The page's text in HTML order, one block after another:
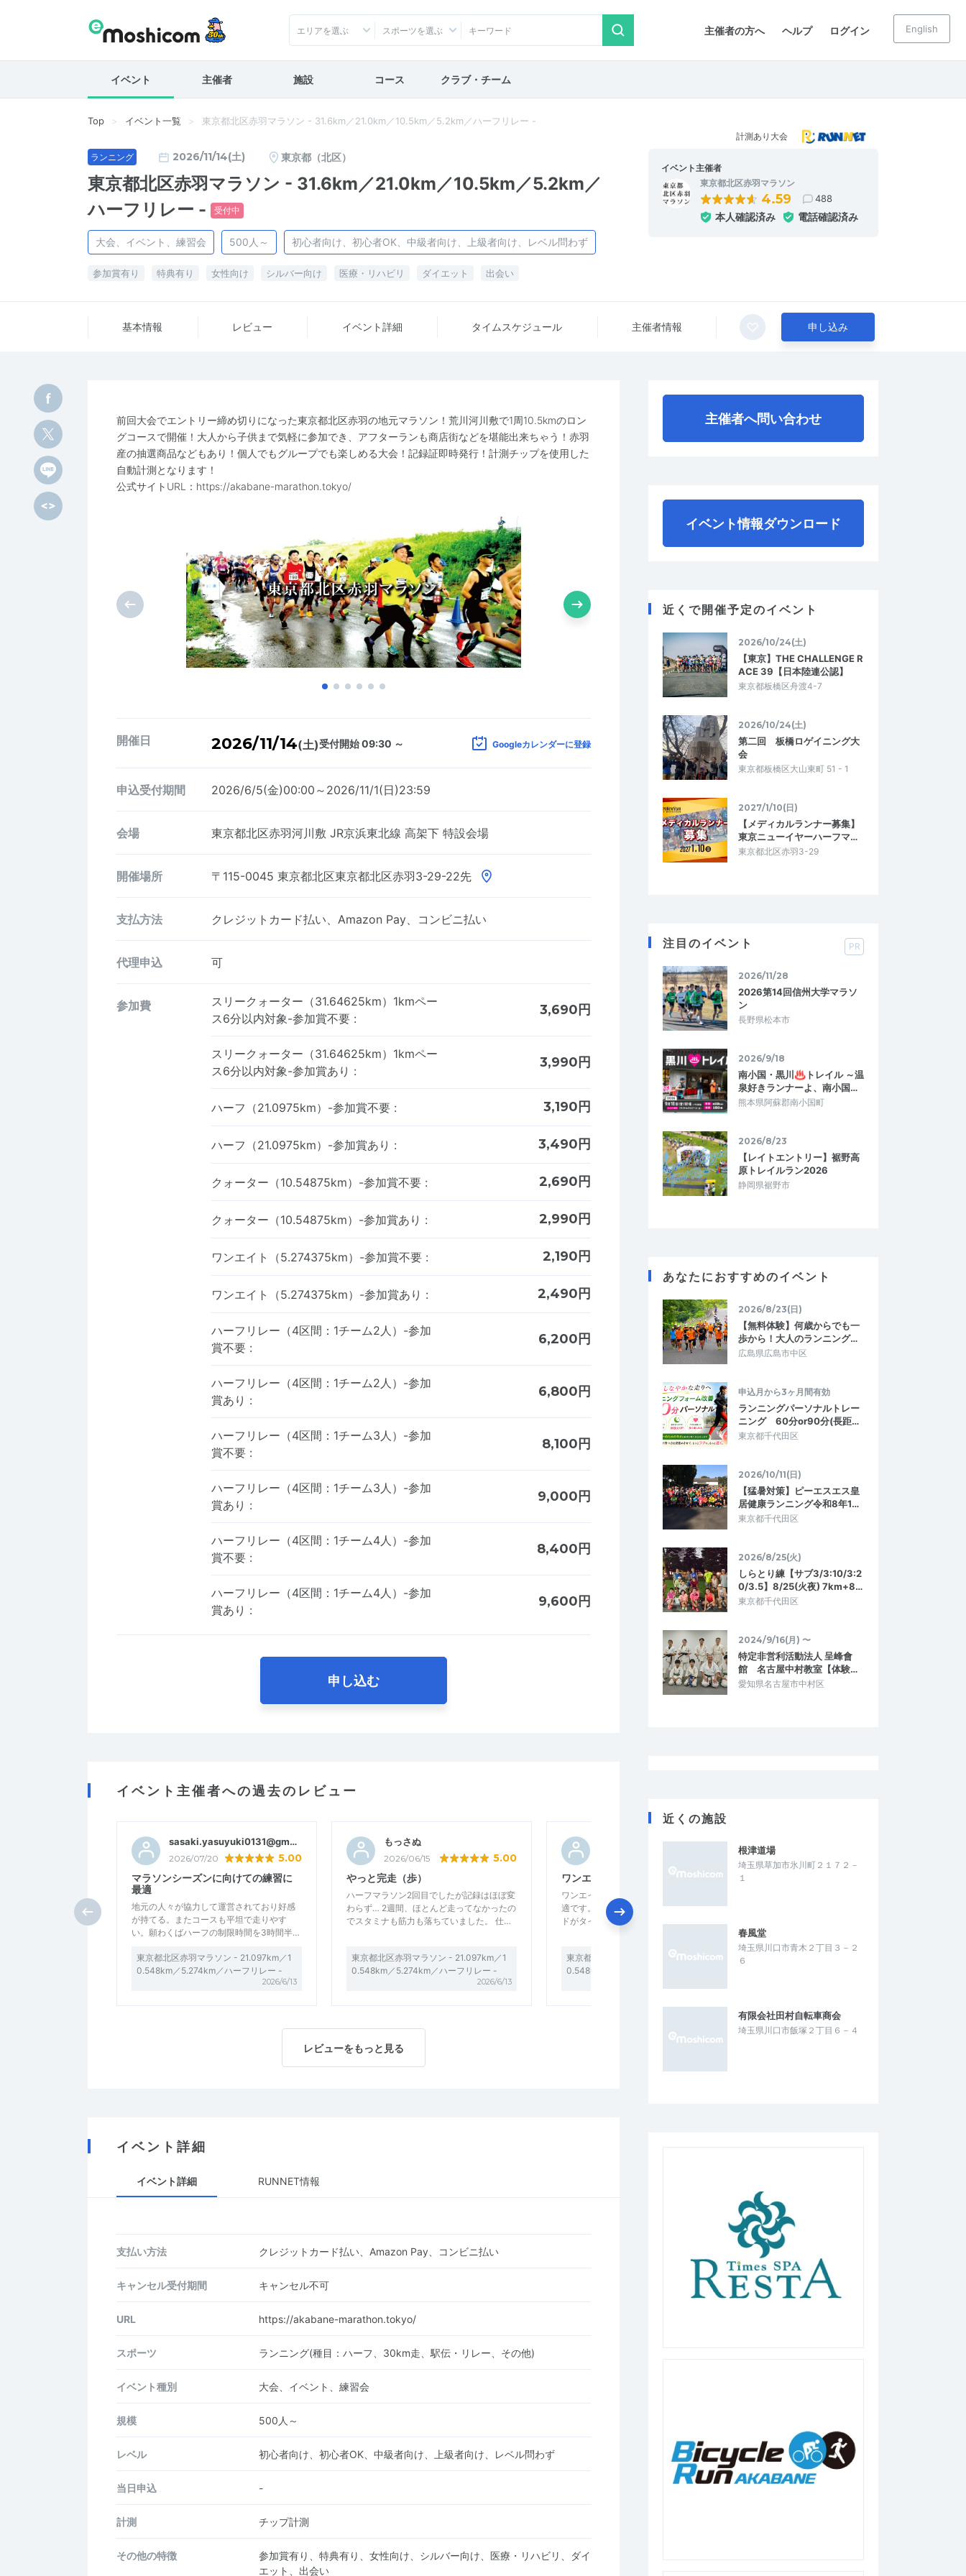
主催者の方へ ヘルプ ログイン
エリアを選ぶ スポーツを選ぶ English
イベント 主催者 施設 コース クラブ・チーム
Top イベント一覧 東京都北区赤羽マラソン - 31.6km／21.0km／10.5km／5.2km／ハーフリレー -
ランニング
計測あり大会
2026/11/14(土) 東京都（北区）
東京都北区赤羽マラソン - 31.6km／21.0km／10.5km／5.2km／
ハーフリレー -
受付中
大会、イベント、練習会 500人～ 初心者向け、初心者OK、中級者向け、上級者向け、レベル問わず
参加賞有り 特典有り 女性向け シルバー向け 医療・リハビリ ダイエット 出会い
イベント主催者
東京都北区赤羽マラソン
4.59 488
本人確認済み 電話確認済み
基本情報 レビュー イベント詳細 タイム スケジュール 主催者情報 申し込み
前回大会でエントリー締め切りになった東京都北区赤羽の地元マラソン！荒川河川敷で1周10.5kmのロン
グコースで開催！大人から子供まで気軽に参加でき、アフターランも商店街などを堪能出来ちゃう！赤羽
産の抽選商品などもあり！個人でもグループでも楽しめる大会！記録証即時発行！計測チップを使用した
自動計測となります！
公式サイトURL： https://akabane-marathon.tokyo/
開催日 2026/11/14(土)受付開始 09:30 ～ Googleカレンダーに登録
申込受付期間 2026/6/5(金)00:00～2026/11/1(日)23:59
会場 東京都北区赤羽河川敷 JR京浜東北線 高架下 特設会場
開催場所 〒115-0045 東京都北区東京都北区赤羽3-29-22先
支払方法 クレジットカード払い、Amazon Pay、コンビニ払い
代理申込 可
参加費
スリークォーター（31.64625km）1kmペー
ス6分以内対象-参加賞不要 :
3,690円
スリークォーター（31.64625km）1kmペー
ス6分以内対象-参加賞あり :
3,990円
ハーフ（21.0975km）-参加賞不要 : 3,190円
ハーフ（21.0975km）-参加賞あり : 3,490円
クォーター（10.54875km）-参加賞不要 : 2,690円
クォーター（10.54875km）-参加賞あり : 2,990円
ワンエイト（5.274375km）-参加賞不要 : 2,190円
ワンエイト（5.274375km）-参加賞あり : 2,490円
ハーフリレー（4区間：1チーム2人）-参加
賞不要 :
6,200円
ハーフリレー（4区間：1チーム2人）-参加
賞あり :
6,800円
ハーフリレー（4区間：1チーム3人）-参加
賞不要 :
8,100円
ハーフリレー（4区間：1チーム3人）-参加
賞あり :
9,000円
ハーフリレー（4区間：1チーム4人）-参加
賞不要 :
8,400円
ハーフリレー（4区間：1チーム4人）-参加
賞あり :
9,600円
申し込む
イベント主催者への過去のレビュー
sasaki.yasuyuki0131@gmail.com
2026/07/20 5.00
マラソンシーズンに向けての練習に
最適
地元の人々が協力して運営されており好感
が持てる。またコースも平坦で走りやす
い。願わくばハーフの制限時間を3時間半…
東京都北区赤羽マラソン - 21.097km／1
0.548km／5.274km／ハーフリレー -
2026/6/13
もっさぬ
2026/06/15 5.00
やっと完走（歩）
ハーフマラソン2回目でしたが記録はほぼ変
わらず… 2週間、ほとんど走ってなかったの
でスタミナも筋力も落ちていました。 仕…
東京都北区赤羽マラソン - 21.097km／1
0.548km／5.274km／ハーフリレー -
2026/6/13
ワンエイトの自己ベスト
ワンエイトの部でスピード強化の練習に最
適です。フルマラソンでもある程度スピー
ドがタイム躍進の原動力になるからです。
東京都北区赤羽マラソン - 21.097km／1
0.548km／5.274km／ハーフリレー -
2026/06/15
レビューをもっと見る
イベント詳細
イベント詳細 RUNNET情報
支払い方法 クレジットカード払い、Amazon Pay、コンビニ払い
キャンセル受付期間 キャンセル不可
URL https://akabane-marathon.tokyo/
スポーツ ランニング(種目：ハーフ、30km走、駅伝・リレー、その他)
イベント種別 大会、イベント、練習会
規模 500人～
レベル 初心者向け、初心者OK、中級者向け、上級者向け、レベル問わず
当日申込 -
計測 チップ計測
その他の特徴
参加賞有り、特典有り、女性向け、シルバー向け、医療・リハビリ、ダイ
エット、出会い
主催者へ問い合わせ
イベント情報ダウンロード
近くで開催予定のイベント
2026/10/24(土)
【東京】THE CHALLENGE R
ACE 39【日本陸連公認】
東京都板橋区舟渡4-7
2026/10/24(土)
第二回 板橋ロゲイニング大
会
東京都板橋区大山東町 51 - 1
2027/1/10(日)
【メディカルランナー募集】
東京ニューイヤーハーフマ…
東京都北区赤羽3-29
注目のイベント PR
2026/11/28
2026第14回信州大学マラソ
ン
長野県松本市
2026/9/18
南小国・黒川♨トレイル ～温
泉好きランナーよ、南小国…
熊本県阿蘇郡南小国町
2026/8/23
【レイトエントリー】裾野高
原トレイルラン2026
静岡県裾野市
あなたにおすすめのイベント
2026/8/23(日)
【無料体験】何歳からでも一
歩から！大人のランニング…
広島県広島市中区
申込月から3ヶ月間有効
ランニングパーソナルトレー
ニング 60分or90分(長距…
東京都千代田区
2026/10/11(日)
【猛暑対策】ピーエスエス皇
居健康ランニング令和8年1…
東京都千代田区
2026/8/25(火)
しらとり練【サブ3/3:10/3:2
0/3.5】8/25(火夜) 7km+8…
東京都千代田区
2024/9/16(月) 〜
特定非営利活動法人 呈峰會
館 名古屋中村教室【体験…
愛知県名古屋市中村区
近くの施設
根津道場
埼玉県草加市氷川町２１７２－
１
春風堂
埼玉県川口市青木２丁目３－２
６
有限会社田村自転車商会
埼玉県川口市飯塚２丁目６－４